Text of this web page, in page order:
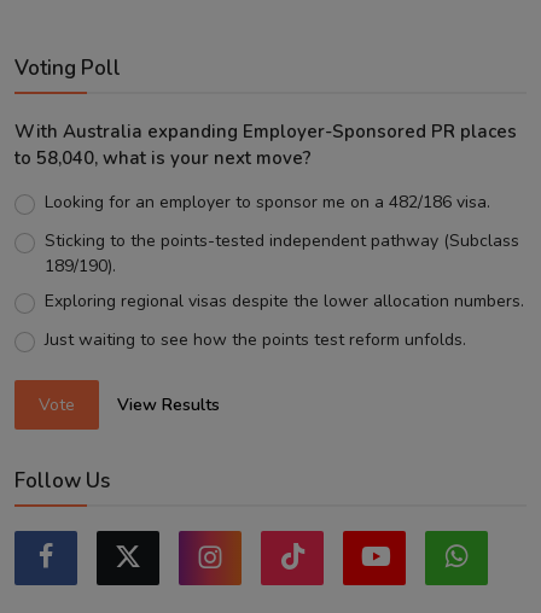
Voting Poll
With Australia expanding Employer-Sponsored PR places
to 58,040, what is your next move?
Looking for an employer to sponsor me on a 482/186 visa.
Sticking to the points-tested independent pathway (Subclass
189/190).
Exploring regional visas despite the lower allocation numbers.
Just waiting to see how the points test reform unfolds.
Vote View Results
Follow Us